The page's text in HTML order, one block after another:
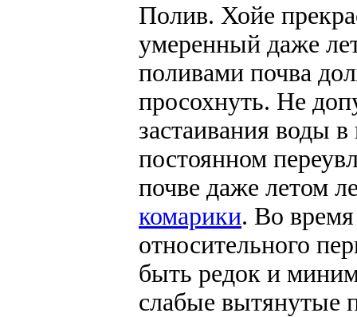
Полив. Хойе
умеренный даже
поливами почва
просохнуть. Не
застаивания воды
постоянном
почве даже летом
комарики. Во
относительного
быть редок и
слабые вытянутые